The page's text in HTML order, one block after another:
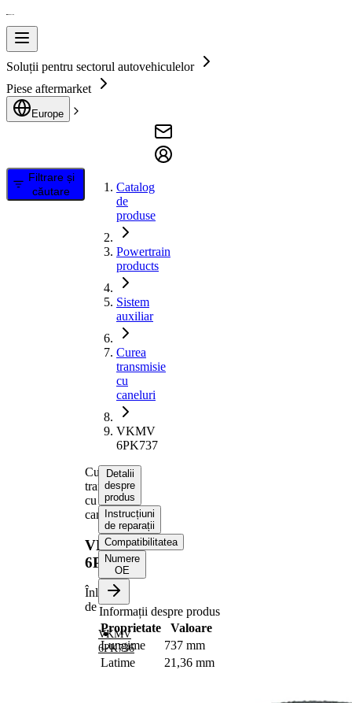
Soluții pentru sectorul autovehiculelor
Piese aftermarket
Europe
Filtrare și
căutare
Catalog
de
produse
Powertrain
products
Sistem
auxiliar
Curea
transmisie
cu
caneluri
VKMV
6PK737
Curea
transmisie
cu
caneluri
VKMV
6PK737
Înlocuit
de
VKMV
6PK736
Detalii
despre
produs
Instrucțiuni
de reparații
Compatibilitatea
Numere
OE
Informații despre produs
Proprietate
Valoare
Lungime
737 mm
Latime
21,36 mm